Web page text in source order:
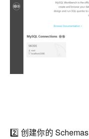
2️⃣ 创建你的 Schemas